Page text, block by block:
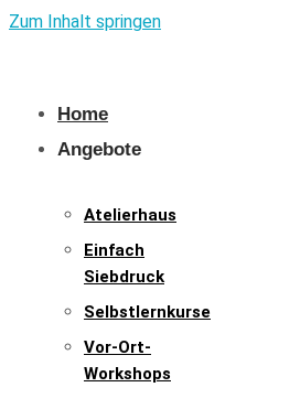
Zum Inhalt springen
Home
Angebote
Atelierhaus
Einfach
Siebdruck
Selbstlernkurse
Vor-Ort-
Workshops